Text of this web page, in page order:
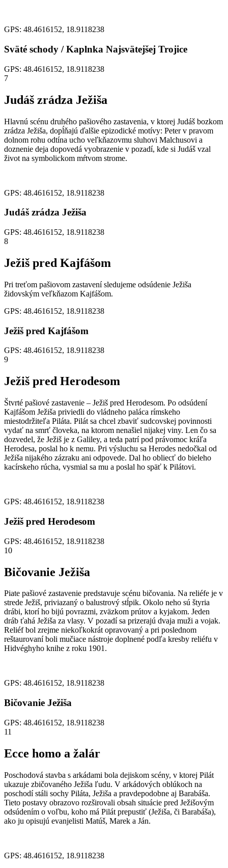
GPS: 48.4616152, 18.9118238
Sväté schody / Kaplnka Najsvätejšej Trojice
GPS: 48.4616152, 18.9118238
7
Judáš zrádza Ježiša
Hlavnú scénu druhého pašiového zastavenia, v ktorej Judáš bozkom
zrádza Ježiša, dopĺňajú ďalšie epizodické motívy: Peter v pravom
dolnom rohu odtína ucho veľkňazovmu sluhovi Malchusovi a
doznenie deja dopovedá vyobrazenie v pozadí, kde si Judáš vzal
život na symbolickom mŕtvom strome.
GPS: 48.4616152, 18.9118238
Judáš zrádza Ježiša
GPS: 48.4616152, 18.9118238
8
Ježiš pred Kajfášom
Pri treťom pašiovom zastavení sledujeme odsúdenie Ježiša
židovským veľkňazom Kajfášom.
GPS: 48.4616152, 18.9118238
Ježiš pred Kajfášom
GPS: 48.4616152, 18.9118238
9
Ježiš pred Herodesom
Štvrté pašiové zastavenie – Ježiš pred Herodesom. Po odsúdení
Kajfášom Ježiša priviedli do vládneho paláca rímskeho
miestodržiteľa Piláta. Pilát sa chcel zbaviť sudcovskej povinnosti
vydať na smrť človeka, na ktorom nenašiel nijakej viny. Len čo sa
dozvedel, že Ježiš je z Galiley, a teda patrí pod právomoc kráľa
Herodesa, poslal ho k nemu. Pri výsluchu sa Herodes nedočkal od
Ježiša nijakého zázraku ani odpovede. Dal ho obliecť do bieleho
kacírskeho rúcha, vysmial sa mu a poslal ho späť k Pilátovi.
GPS: 48.4616152, 18.9118238
Ježiš pred Herodesom
GPS: 48.4616152, 18.9118238
10
Bičovanie Ježiša
Piate pašiové zastavenie predstavuje scénu bičovania. Na reliéfe je v
strede Ježiš, priviazaný o balustrový stĺpik. Okolo neho sú štyria
drábi, ktorí ho bijú povrazmi, zväzkom prútov a kyjakom. Jeden
dráb ťahá Ježiša za vlasy. V pozadí sa prizerajú dvaja muži a vojak.
Reliéf bol zrejme niekoľkokrát opravovaný a pri poslednom
reštaurovaní boli mučiace nástroje doplnené podľa kresby reliéfu v
Hidvéghyho knihe z roku 1901.
GPS: 48.4616152, 18.9118238
Bičovanie Ježiša
GPS: 48.4616152, 18.9118238
11
Ecce homo a žalár
Poschodová stavba s arkádami bola dejiskom scény, v ktorej Pilát
ukazuje zbičovaného Ježiša ľudu. V arkádových oblúkoch na
poschodí stáli sochy Piláta, Ježiša a pravdepodobne aj Barabáša.
Tieto postavy obrazovo rozširovali obsah situácie pred Ježišovým
odsúdením o voľbu, koho má Pilát prepustiť (Ježiša, či Barabáša),
ako ju opisujú evanjelisti Matúš, Marek a Ján.
GPS: 48.4616152, 18.9118238